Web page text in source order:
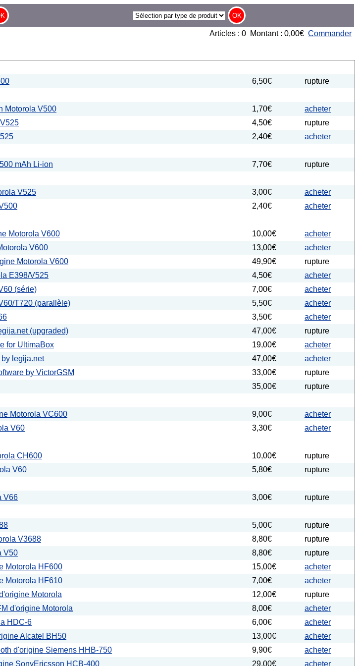
Articles : 0 Montant : 0,00€ Commander
6,50€
rupture
Motorola V500 1,70€
acheter
4,50€
rupture
2,40€
acheter
mAh Li-ion 7,70€
rupture
V525 3,00€
acheter
2,40€
acheter
Motorola V600 10,00€
acheter
V600 13,00€
acheter
Motorola V600 49,90€
rupture
E398/V525 4,50€
acheter
(série) 7,00€
acheter
T720 (parallèle) 5,50€
acheter
3,50€
acheter
(upgraded) 47,00€
rupture
for UltimaBox 19,00€
acheter
legija.net 47,00€
acheter
by VictorGSM 33,00€
rupture
35,00€
rupture
Motorola VC600 9,00€
acheter
V60 3,30€
acheter
CH600 10,00€
rupture
V60 5,80€
rupture
V66 3,00€
rupture
5,00€
rupture
V3688 8,80€
rupture
V50 8,80€
rupture
Motorola HF600 15,00€
acheter
Motorola HF610 7,00€
acheter
Motorola 12,00€
rupture
d'origine Motorola 8,00€
acheter
HDC-6 6,00€
acheter
Alcatel BH50 13,00€
acheter
d'origine Siemens HHB-750 9,90€
acheter
SonyEricsson HCB-400 29,00€ acheter